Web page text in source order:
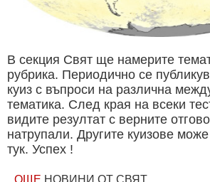
В секция Свят ще намерите
рубрика. Периодично се
куиз с въпроси на различна
тематика. След края на всеки
видите резултат с верните
натрупали. Другите куизове
тук. Успех !
ОЩЕ НОВИНИ ОТ СВЯТ